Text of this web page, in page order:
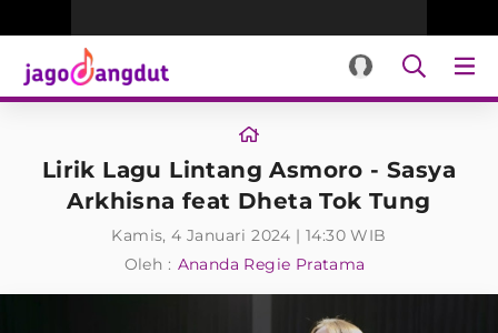
Lirik Lagu Lintang Asmoro - Sasya
Arkhisna feat Dheta Tok Tung
Kamis, 4 Januari 2024 | 14:30 WIB
Oleh : Ananda Regie Pratama